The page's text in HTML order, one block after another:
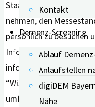
Kontakt
Demenz-Screening
Ablauf
Anlaufstellen
digiDEM
Nähe
Staatsminister Klaus
nehmen, den
persönlich zu besuchen
Informationsangebote
informieren. Im
“Wissenstest
umfasst 30 Fragen, zum